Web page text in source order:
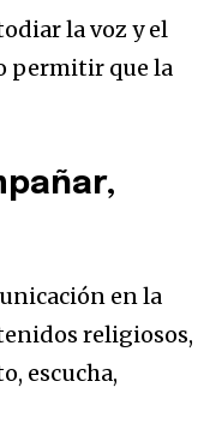
la voz y el
permitir que la
en la
religiosos,
escucha,